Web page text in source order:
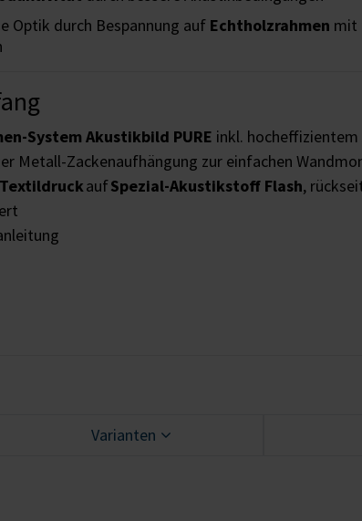
Optik durch Bespannung auf Echtholzrahmen mit
System Akustikbild PURE inkl.
Metall-Zackenaufhängung zur einfachen
TextildruckaufSpezial-Akustikstoff Flash,
Varianten